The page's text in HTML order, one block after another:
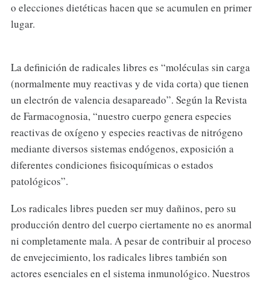
o elecciones dietéticas hacen que se acumulen en primer
lugar.
La definición de radicales libres es “moléculas sin carga
(normalmente muy reactivas y de vida corta) que tienen
un electrón de valencia desapareado”. Según la Revista
de Farmacognosia, “nuestro cuerpo genera especies
reactivas de oxígeno y especies reactivas de nitrógeno
mediante diversos sistemas endógenos, exposición a
diferentes condiciones fisicoquímicas o estados
patológicos”.
Los radicales libres pueden ser muy dañinos, pero su
producción dentro del cuerpo ciertamente no es anormal
ni completamente mala. A pesar de contribuir al proceso
de envejecimiento, los radicales libres también son
actores esenciales en el sistema inmunológico. Nuestros